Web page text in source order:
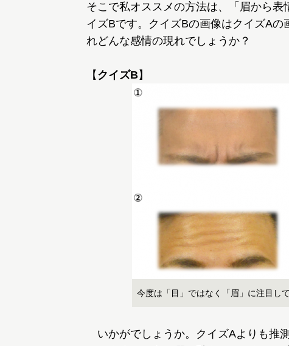
そこで私オススメの方法は、「眉から
イズBです。クイズBの画像はクイズA
れどんな感情の現れでしょうか？
【 クイズB
今度は「目」ではなく「眉」に注目し
いかがでしょうか。クイズAよりも推